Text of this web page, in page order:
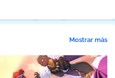
Mostrar más